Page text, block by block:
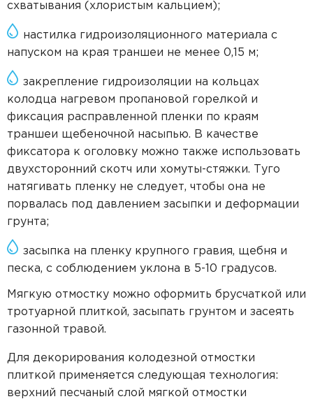
схватывания (хлористым кальцием);
настилка гидроизоляционного материала с
напуском на края траншеи не менее 0,15 м;
закрепление гидроизоляции на кольцах
колодца нагревом пропановой горелкой и
фиксация расправленной пленки по краям
траншеи щебеночной насыпью. В качестве
фиксатора к оголовку можно также использовать
двухсторонний скотч или хомуты-стяжки. Туго
натягивать пленку не следует, чтобы она не
порвалась под давлением засыпки и деформации
грунта;
засыпка на пленку крупного гравия, щебня и
песка, с соблюдением уклона в 5-10 градусов.
Мягкую отмостку можно оформить брусчаткой или
тротуарной плиткой, засыпать грунтом и засеять
газонной травой.
Для декорирования колодезной отмостки
плиткой применяется следующая технология:
верхний песчаный слой мягкой отмостки